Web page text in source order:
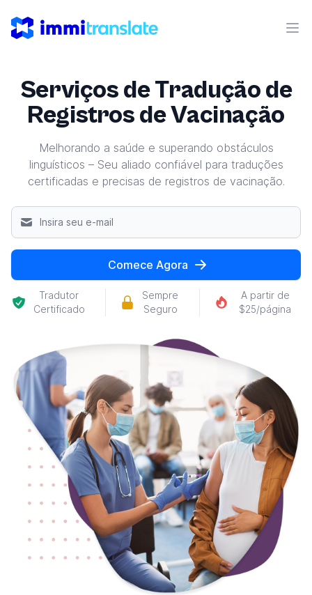
ImmiTranslate
Serviços de Tradução de
Registros de Vacinação
Melhorando a saúde e superando obstáculos
linguísticos – Seu aliado confiável para traduções
certificadas e precisas de registros de vacinação.
Comece Agora
Tradutor
Certificado
Sempre
Seguro
A partir de
$25/página